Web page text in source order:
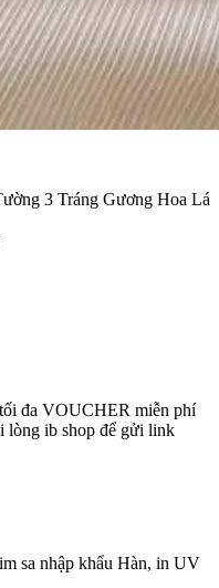
3 Tráng Gương Hoa Lá
đa VOUCHER miễn phí
lòng ib shop để gửi link
sa nhập khẩu Hàn, in UV